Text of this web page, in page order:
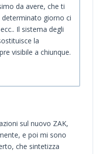
da avere, che ti
giorno ci
Il sistema degli
la
visibile a chiunque.
sul nuovo ZAK,
e poi mi sono
che sintetizza